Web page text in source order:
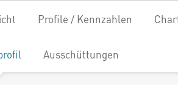
Profile / Kennzahlen
Ausschüttungen